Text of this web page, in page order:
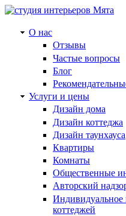
О нас
Отзывы
Частые вопросы
Блог
Услуги и цены
Дизайн дома
Дизайн коттеджа
Дизайн таунхауса
Квартиры
Комнаты
Общественные
Авторский
Индивидуальное
коттеджей